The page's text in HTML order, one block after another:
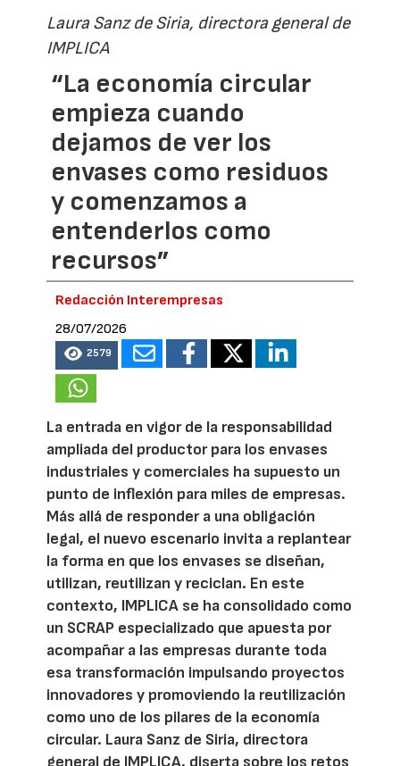
Laura Sanz de Siria, directora general de
IMPLICA
“La economía circular
empieza cuando
dejamos de ver los
envases como residuos
y comenzamos a
entenderlos como
recursos”
Redacción Interempresas
28/07/2026
2579
La entrada en vigor de la responsabilidad
ampliada del productor para los envases
industriales y comerciales ha supuesto un
punto de inflexión para miles de empresas.
Más allá de responder a una obligación
legal, el nuevo escenario invita a replantear
la forma en que los envases se diseñan,
utilizan, reutilizan y reciclan. En este
contexto, IMPLICA se ha consolidado como
un SCRAP especializado que apuesta por
acompañar a las empresas durante toda
esa transformación impulsando proyectos
innovadores y promoviendo la reutilización
como uno de los pilares de la economía
circular. Laura Sanz de Siria, directora
general de IMPLICA, diserta sobre los retos